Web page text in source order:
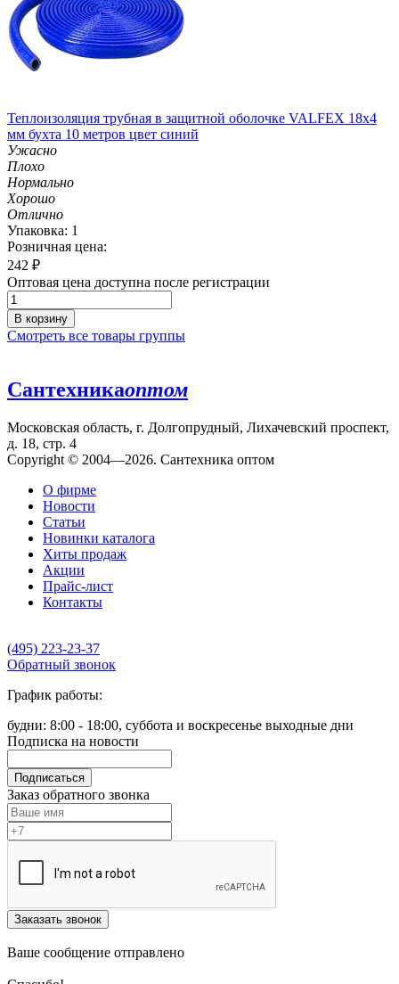
Теплоизоляция трубная в защитной оболочке VALFEX 18x4
мм бухта 10 метров цвет синий
Ужасно
Плохо
Нормально
Хорошо
Отлично
Упаковка: 1
Розничная цена:
242 ₽
Оптовая цена доступна после регистрации
В корзину
Смотреть все товары группы
Сантехникаоптом
Московская область, г. Долгопрудный, Лихачевский проспект,
д. 18, стр. 4
Copyright © 2004—2026. Сантехника оптом
О фирме
Новости
Статьи
Новинки каталога
Хиты продаж
Акции
Прайс-лист
Контакты
(495) 223-23-37
Обратный звонок
График работы:
будни: 8:00 - 18:00, суббота и воскресенье выходные дни
Подписка на новости
Подписаться
Заказ обратного звонка
Заказать звонок
Ваше сообщение отправлено